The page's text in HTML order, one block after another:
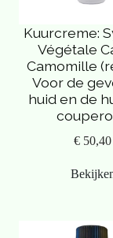
Kuurcreme:
Végétale
Camomille
Voor de
huid en de
€ 50,40